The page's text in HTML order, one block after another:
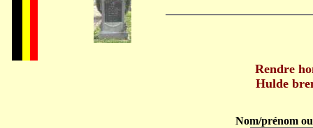
Rendre
Hulde
Nom/prénom